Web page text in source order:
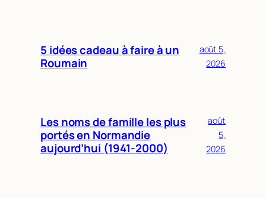
5 idées cadeau à faire à un
Roumain
août 5,
2026
Les noms de famille les plus
portés en Normandie
aujourd’hui (1941-2000)
août
5,
2026